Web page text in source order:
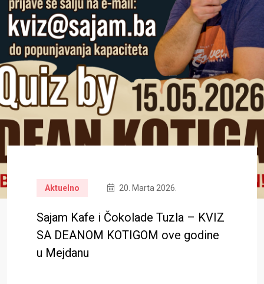
Aktuelno 20. Marta 2026.
Sajam Kafe i Čokolade Tuzla – KVIZ
SA DEANOM KOTIGOM ove godine
u Mejdanu